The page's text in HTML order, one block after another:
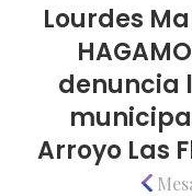
Lourdes
denuncia
Arroyo Las